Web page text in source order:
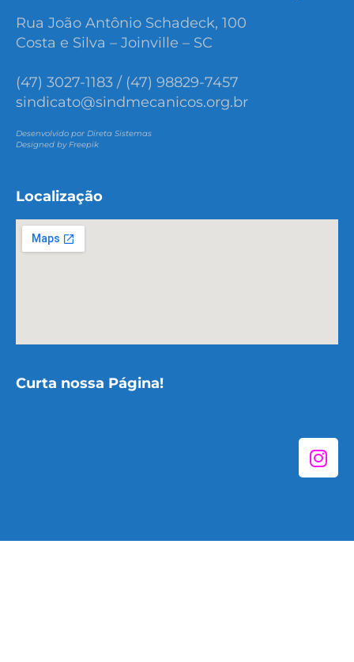
Rua João Antônio Schadeck, 100
Costa e Silva – Joinville – SC
(47) 3027-1183 / (47) 98829-7457
sindicato@sindmecanicos.org.br
Desenvolvido por Direta Sistemas
Designed by Freepik
Localização
Curta nossa Página!